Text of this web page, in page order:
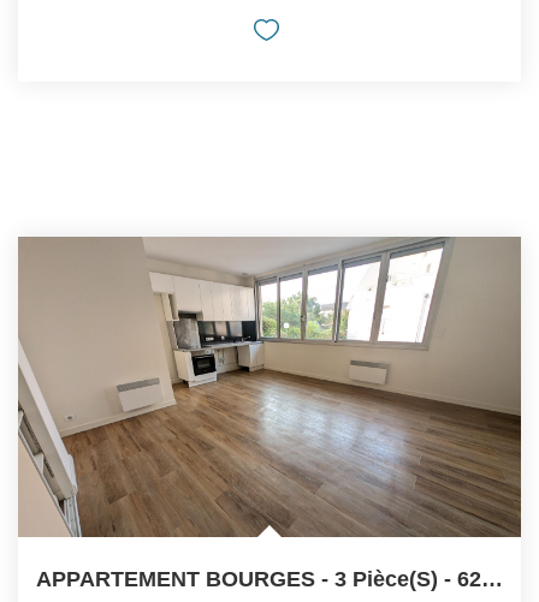
APPARTEMENT BOURGES - 3 Pièce(s) - 62 M2